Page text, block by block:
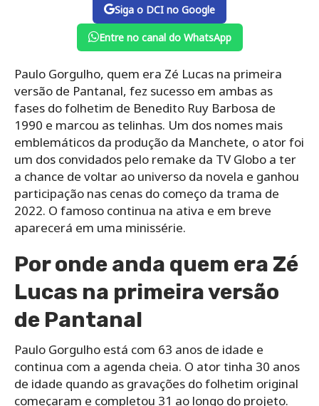
Siga o DCI no Google
Entre no canal do WhatsApp
Paulo Gorgulho, quem era Zé Lucas na primeira
versão de Pantanal, fez sucesso em ambas as
fases do folhetim de Benedito Ruy Barbosa de
1990 e marcou as telinhas. Um dos nomes mais
emblemáticos da produção da Manchete, o ator foi
um dos convidados pelo remake da TV Globo a ter
a chance de voltar ao universo da novela e ganhou
participação nas cenas do começo da trama de
2022. O famoso continua na ativa e em breve
aparecerá em uma minissérie.
Por onde anda quem era Zé
Lucas na primeira versão
de Pantanal
Paulo Gorgulho está com 63 anos de idade e
continua com a agenda cheia. O ator tinha 30 anos
de idade quando as gravações do folhetim original
começaram e completou 31 ao longo do projeto.